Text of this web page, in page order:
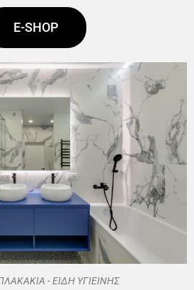
E-SHOP
- ΕΙΔΗ ΥΓΙΕΙΝΗΣ